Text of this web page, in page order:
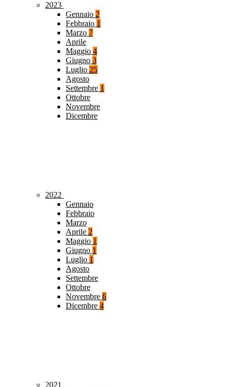
2023
Gennaio 2
Febbraio 1
Marzo 7
Aprile
Maggio 4
Giugno 3
Luglio 25
Agosto
Settembre 1
Ottobre
Novembre
Dicembre
2022
Gennaio
Febbraio
Marzo
Aprile 2
Maggio 1
Giugno 1
Luglio 1
Agosto
Settembre
Ottobre
Novembre 6
Dicembre 4
2021